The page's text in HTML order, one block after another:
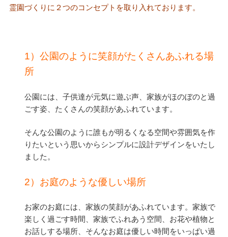
霊園づくりに２つのコンセプトを取り入れております。
1）公園のように笑顔がたくさんあふれる場
所
公園には、子供達が元気に遊ぶ声、家族がほのぼのと過
ごす姿、たくさんの笑顔があふれています。
そんな公園のように誰もが明るくなる空間や雰囲気を作
りたいという思いからシンプルに設計デザインをいたし
ました。
2）お庭のような優しい場所
お家のお庭には、家族の笑顔があふれています。家族で
楽しく過ごす時間、家族でふれあう空間、お花や植物と
お話しする場所、そんなお庭は優しい時間をいっぱい過